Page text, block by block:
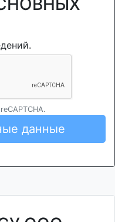
данные